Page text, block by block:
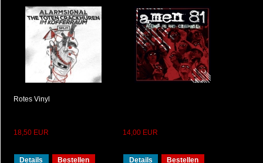
Rotes Vinyl
18,50 EUR
Details Bestellen
14,00 EUR
Details Bestellen